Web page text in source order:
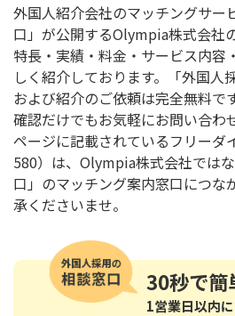
外国人紹介会社のマッチングサー
口」が公開するOlympia株式会社
特長・実績・料金・サービス内容
しく紹介しております。「外国人
および紹介のご依頼は完全無料で
確認だけでもお気軽にお問い合わ
ページに記載されているフリーダ
580）は、Olympia株式会社では
口」のマッチング案内窓口につな
承くださいませ。
30秒で簡
1営業日以内